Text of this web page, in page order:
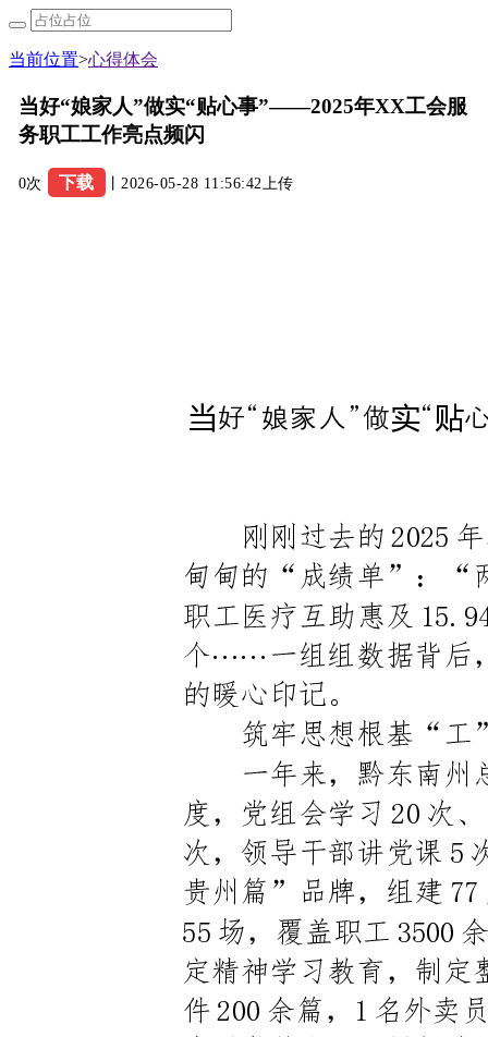
当前位置>心得体会
当好“娘家人”做实“贴心事”——2025年XX工会服
务职工工作亮点频闪
0次 下载 丨2026-05-28 11:56:42上传